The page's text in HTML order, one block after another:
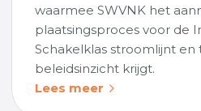
waarmee SWVNK het
plaatsingsproces voor de
Schakelklas stroomlijnt en
beleidsinzicht krijgt.
Lees meer